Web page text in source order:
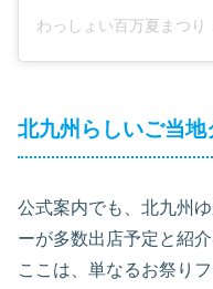
北九州らしいご当
公式案内でも、北九州
ーが多数出店予定と紹介
ここは、単なるお祭り